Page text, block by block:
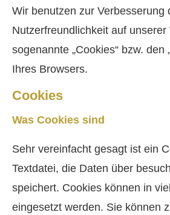
Wir benutzen zur Verbesserung
Nutzerfreundlichkeit auf unserer
sogenannte „Cookies“ bzw. den
Ihres Browsers.
Cookies
Was Cookies sind
Sehr vereinfacht gesagt ist ein
Textdatei, die Daten über
speichert. Cookies können in
eingesetzt werden. Sie können